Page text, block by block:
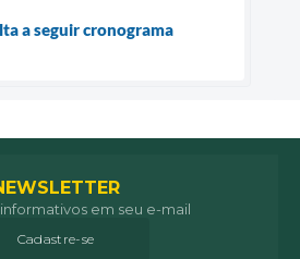
a seguir cronograma
em seu e-mail
Cadastre-se